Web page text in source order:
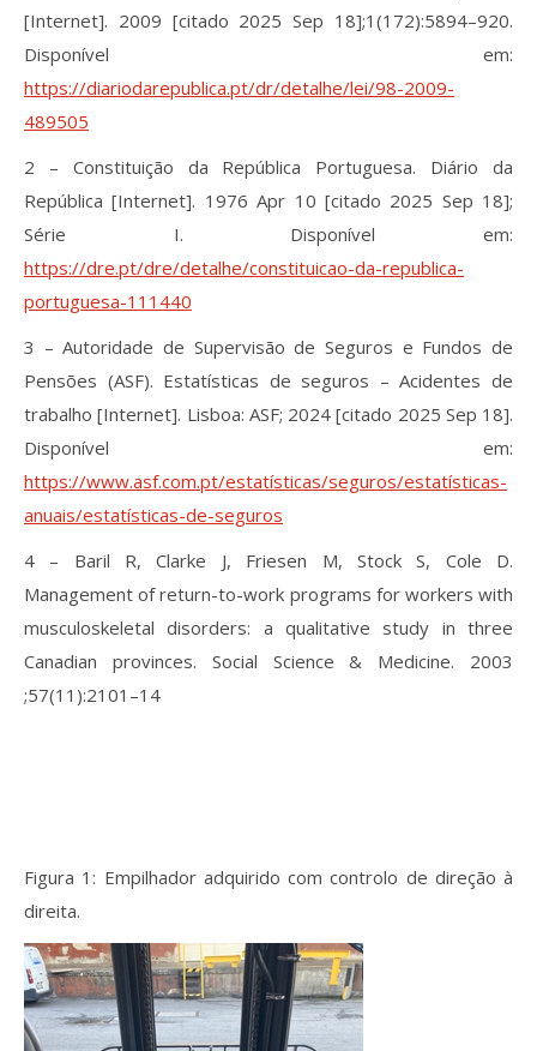
[Internet]. 2009 [citado 2025 Sep 18];1(172):5894–920.
Disponível em:
https://diariodarepublica.pt/dr/detalhe/lei/98-2009-
489505
2 – Constituição da República Portuguesa. Diário da
República [Internet]. 1976 Apr 10 [citado 2025 Sep 18];
Série I. Disponível em:
https://dre.pt/dre/detalhe/constituicao-da-republica-
portuguesa-111440
3 – Autoridade de Supervisão de Seguros e Fundos de
Pensões (ASF). Estatísticas de seguros – Acidentes de
trabalho [Internet]. Lisboa: ASF; 2024 [citado 2025 Sep 18].
Disponível em:
https://www.asf.com.pt/estatísticas/seguros/estatísticas-
anuais/estatísticas-de-seguros
4 – Baril R, Clarke J, Friesen M, Stock S, Cole D.
Management of return-to-work programs for workers with
musculoskeletal disorders: a qualitative study in three
Canadian provinces. Social Science & Medicine. 2003
;57(11):2101–14
Figura 1: Empilhador adquirido com controlo de direção à
direita.